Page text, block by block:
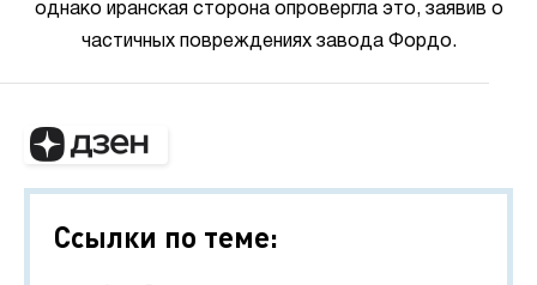
однако иранская сторона опровергла это, заявив о
частичных повреждениях завода Фордо.
Ссылки по теме: